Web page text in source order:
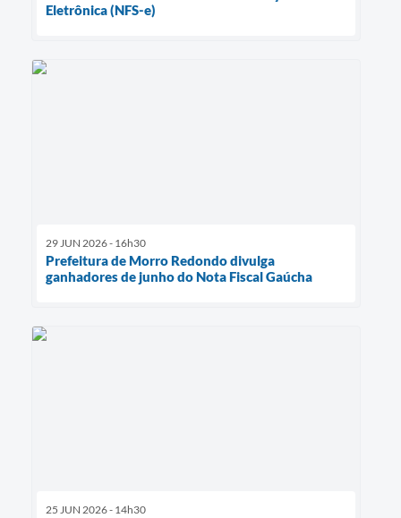
Eletrônica (NFS-e)
29 JUN 2026 - 16h30
Prefeitura de Morro Redondo divulga
ganhadores de junho do Nota Fiscal Gaúcha
25 JUN 2026 - 14h30